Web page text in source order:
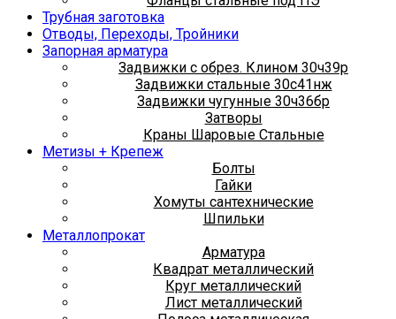
Трубная заготовка
Отводы, Переходы, Тройники
Запорная арматура
Задвижки с обрез. Клином 30ч39р
Задвижки стальные 30с41нж
Задвижки чугунные 30ч36бр
Затворы
Краны Шаровые Стальные
Метизы + Крепеж
Болты
Гайки
Хомуты сантехнические
Шпильки
Металлопрокат
Арматура
Квадрат металлический
Круг металлический
Лист металлический